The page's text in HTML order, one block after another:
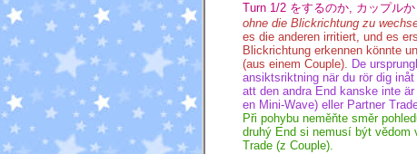
Turn 1/2 をするのか, カップル
ohne die Blickrichtung zu
es die anderen irritiert, und es
Blickrichtung erkennen könnte
(aus einem Couple). De
ansiktsriktning när du rör dig
att den andra End kanske inte
en Mini-Wave) eller Partner
Při pohybu neměňte směr
druhý End si nemusí být vědom
Trade (z Couple).